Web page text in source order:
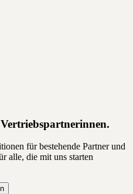
für bestehende Partner und
alle, die mit uns starten